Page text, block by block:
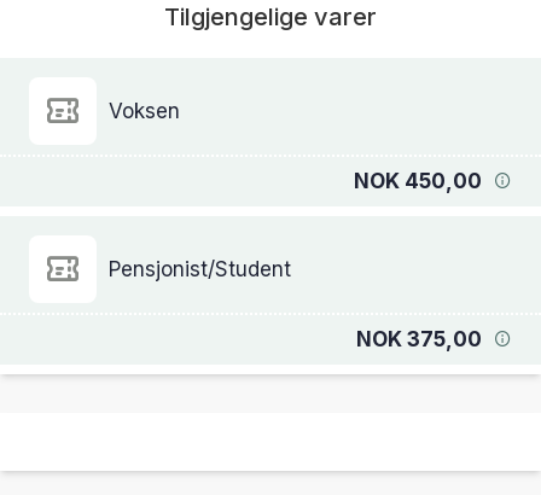
Tilgjengelige varer
Voksen
NOK 450,00
Pensjonist/Student
NOK 375,00